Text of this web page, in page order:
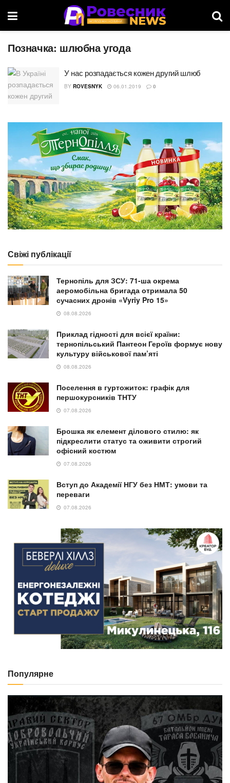
Позначка: шлюбна угода
У нас розпадається кожен другий шлюб
BY ROVESNYK 06.01.2019 0
Свіжі публікації
Тернопіль для ЗСУ: 71-ша окрема
аеромобільна бригада отримала 50
сучасних дронів «Vyriy Pro 15»
08.08.2026
Приклад гідності для всієї країни:
тернопільський Пантеон Героїв формує нову
культуру військової пам’яті
08.08.2026
Поселення в гуртожиток: графік для
першокурсників ТНТУ
07.08.2026
Брошка як елемент ділового стилю: як
підкреслити статус та оживити строгий
офісний костюм
07.08.2026
Вступ до Академії НГУ без НМТ: умови та
переваги
07.08.2026
Популярне